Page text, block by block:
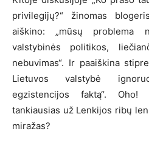
privilegijų?“ žinomas
aiškino: „mūsų problema
valstybinės politikos,
nebuvimas“. Ir paaiškina
Lietuvos valstybė
egzistencijos faktą“.
tankiausias už Lenkijos ribų
miražas?